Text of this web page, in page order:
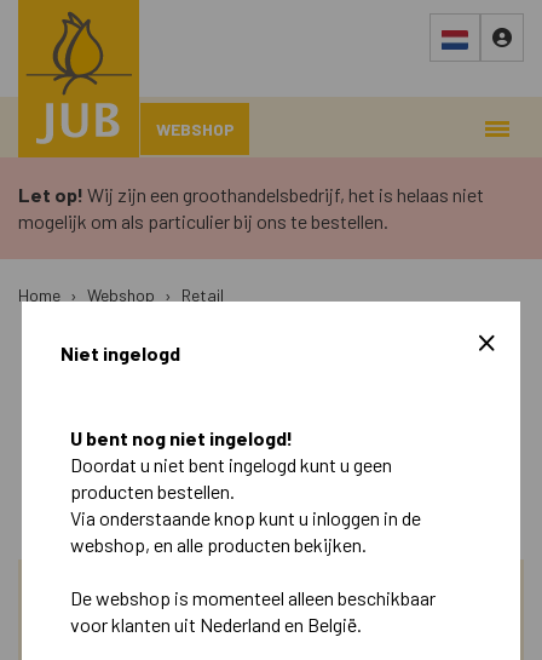
WEBSHOP
Let op! Wij zijn een groothandelsbedrijf, het is helaas niet
mogelijk om als particulier bij ons te bestellen.
Home › Webshop › Retail
Najaar
Retail
Landscape
Niet ingelogd
U bent nog niet ingelogd!
Doordat u niet bent ingelogd kunt u geen
producten bestellen.
Via onderstaande knop kunt u inloggen in de
webshop, en alle producten bekijken.
De webshop is momenteel alleen beschikbaar
voor klanten uit Nederland en België.